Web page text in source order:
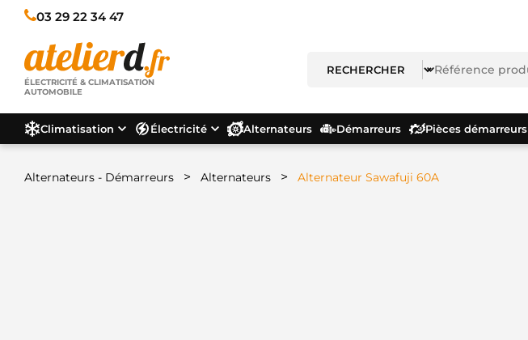
03 29 22 34 47
ÉLECTRICITÉ & CLIMATISATION
AUTOMOBILE
Climatisation Électricité Alternateurs Démarreurs Pièces démarreurs
Alternateurs - Démarreurs > Alternateurs > Alternateur Sawafuji 60A